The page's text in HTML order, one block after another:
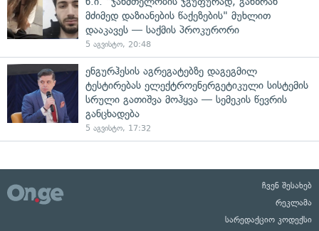
მძიმედ დაზიანების წაქეზების" მუხლით
დააკავეს — საქმის პროკურორი
5 აგვისტო, 20:48
ენგურჰესის აგრეგატებზე დაგეგმილ
ტესტირებას ელექტროენერგეტიკული სისტემის
სრული გათიშვა მოჰყვა — სემეკის წევრის
განცხადება
5 აგვისტო, 17:32
ჩვენ შესახებ
რეკლამა
სარედაქციო კოდექსი